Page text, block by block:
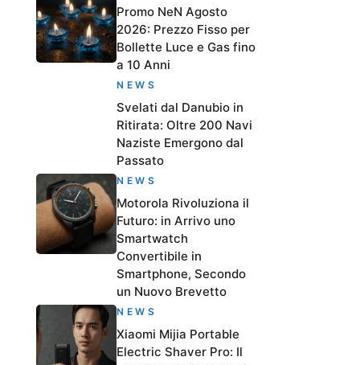
Promo NeN Agosto
2026: Prezzo Fisso per
Bollette Luce e Gas fino
a 10 Anni
NEWS
Svelati dal Danubio in
Ritirata: Oltre 200 Navi
Naziste Emergono dal
Passato
NEWS
Motorola Rivoluziona il
Futuro: in Arrivo uno
Smartwatch
Convertibile in
Smartphone, Secondo
un Nuovo Brevetto
NEWS
Xiaomi Mijia Portable
Electric Shaver Pro: Il